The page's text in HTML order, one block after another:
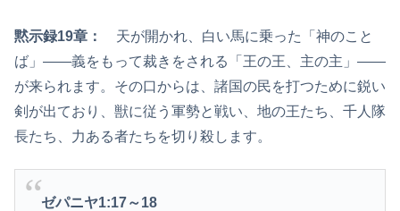
黙示録19章： 天が開かれ、白い馬に乗った「神のこと
ば」――義をもって裁きをされる「王の王、主の主」――
が来られます。その口からは、諸国の民を打つために鋭い
剣が出ており、獣に従う軍勢と戦い、地の王たち、千人隊
長たち、力ある者たちを切り殺します。
ゼパニヤ1:17～18